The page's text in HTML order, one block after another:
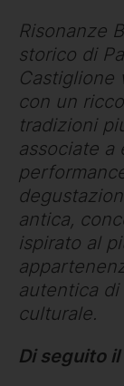
Risonanze
storico di
Castiglione
con un
tradizioni
associate a
antica,
ispirato al
autentica
culturale.
Di seguito